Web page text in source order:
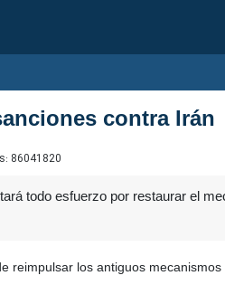
contra Irán
86041820
todo esfuerzo por restaurar el
reimpulsar los antiguos